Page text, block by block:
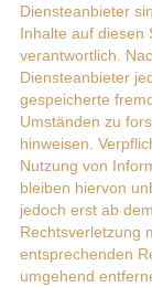
Diensteanbieter
Inhalte auf diesen
verantwortlich.
Diensteanbieter
gespeicherte
Umständen zu
hinweisen.
Nutzung von
bleiben hiervon
jedoch erst ab
Rechtsverletzung
entsprechenden
umgehend